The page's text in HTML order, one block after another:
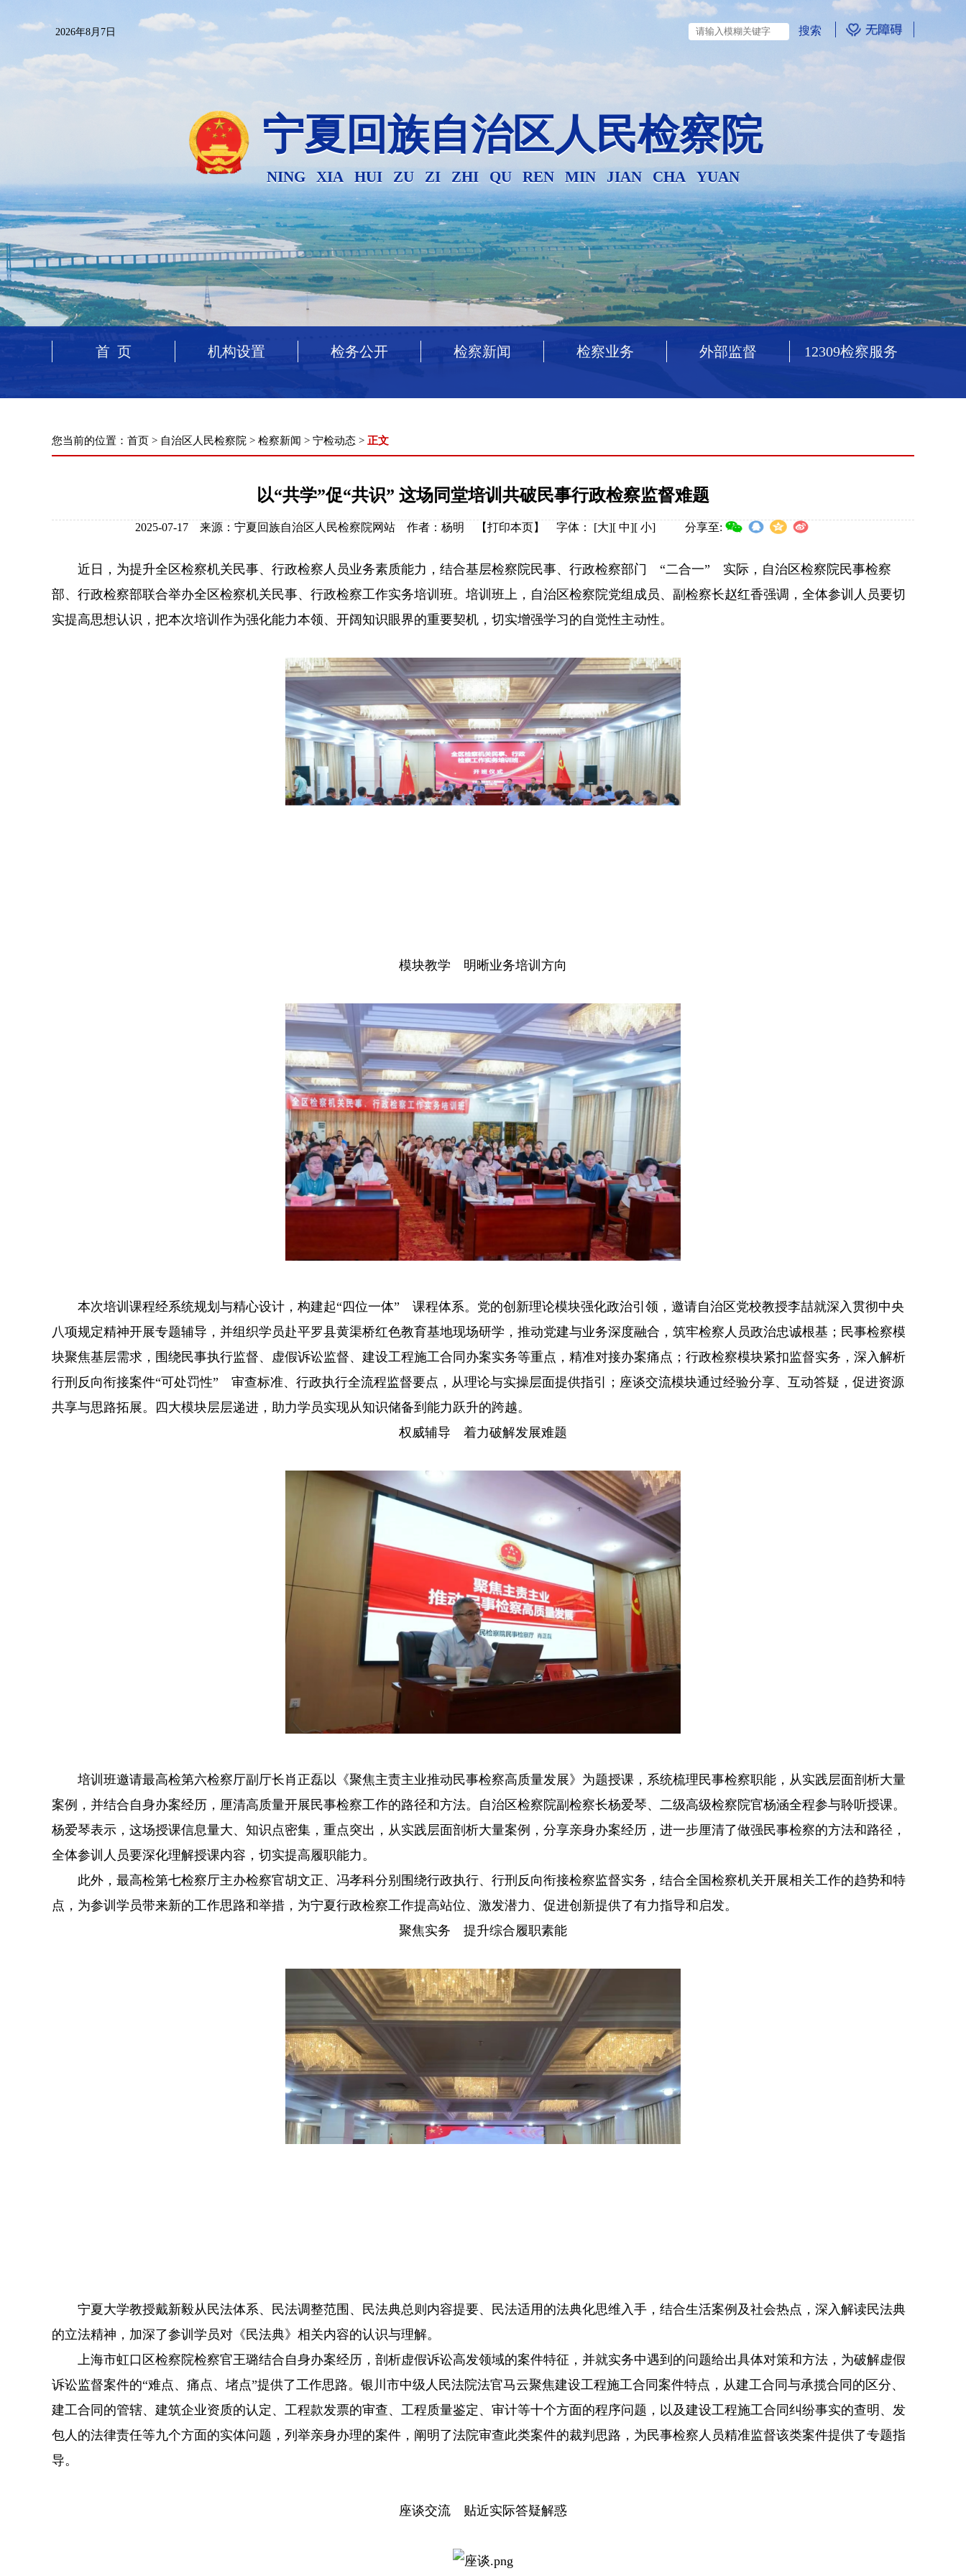
2026年8月7日
宁夏回族自治区人民检察院
NING XIA HUI ZU ZI ZHI QU REN MIN JIAN CHA YUAN
首 页 机构设置 检务公开 检察新闻 检察业务 外部监督 12309检察服务
您当前的位置： 首页 > 自治区人民检察院 > 检察新闻 > 宁检动态 > 正文
以“共学”促“共识” 这场同堂培训共破民事行政检察监督难题
2025-07-17 来源：宁夏回族自治区人民检察院网站 作者：杨明 【打印本页】 字体： [大][ 中][ 小] 分享至:
近日，为提升全区检察机关民事、行政检察人员业务素质能力，结合基层检察院民事、行政检察部门 “二合一” 实际，自治区检察院民事检察
部、行政检察部联合举办全区检察机关民事、行政检察工作实务培训班。培训班上，自治区检察院党组成员、副检察长赵红香强调，全体参训人员要切
实提高思想认识，把本次培训作为强化能力本领、开阔知识眼界的重要契机，切实增强学习的自觉性主动性。
模块教学 明晰业务培训方向
本次培训课程经系统规划与精心设计，构建起“四位一体” 课程体系。党的创新理论模块强化政治引领，邀请自治区党校教授李喆就深入贯彻中央
八项规定精神开展专题辅导，并组织学员赴平罗县黄渠桥红色教育基地现场研学，推动党建与业务深度融合，筑牢检察人员政治忠诚根基；民事检察模
块聚焦基层需求，围绕民事执行监督、虚假诉讼监督、建设工程施工合同办案实务等重点，精准对接办案痛点；行政检察模块紧扣监督实务，深入解析
行刑反向衔接案件“可处罚性” 审查标准、行政执行全流程监督要点，从理论与实操层面提供指引；座谈交流模块通过经验分享、互动答疑，促进资源
共享与思路拓展。四大模块层层递进，助力学员实现从知识储备到能力跃升的跨越。
权威辅导 着力破解发展难题
培训班邀请最高检第六检察厅副厅长肖正磊以《聚焦主责主业推动民事检察高质量发展》为题授课，系统梳理民事检察职能，从实践层面剖析大量
案例，并结合自身办案经历，厘清高质量开展民事检察工作的路径和方法。自治区检察院副检察长杨爱琴、二级高级检察院官杨涵全程参与聆听授课。
杨爱琴表示，这场授课信息量大、知识点密集，重点突出，从实践层面剖析大量案例，分享亲身办案经历，进一步厘清了做强民事检察的方法和路径，
全体参训人员要深化理解授课内容，切实提高履职能力。
此外，最高检第七检察厅主办检察官胡文正、冯孝科分别围绕行政执行、行刑反向衔接检察监督实务，结合全国检察机关开展相关工作的趋势和特
点，为参训学员带来新的工作思路和举措，为宁夏行政检察工作提高站位、激发潜力、促进创新提供了有力指导和启发。
聚焦实务 提升综合履职素能
宁夏大学教授戴新毅从民法体系、民法调整范围、民法典总则内容提要、民法适用的法典化思维入手，结合生活案例及社会热点，深入解读民法典
的立法精神，加深了参训学员对《民法典》相关内容的认识与理解。
上海市虹口区检察院检察官王璐结合自身办案经历，剖析虚假诉讼高发领域的案件特征，并就实务中遇到的问题给出具体对策和方法，为破解虚假
诉讼监督案件的“难点、痛点、堵点”提供了工作思路。银川市中级人民法院法官马云聚焦建设工程施工合同案件特点，从建工合同与承揽合同的区分、
建工合同的管辖、建筑企业资质的认定、工程款发票的审查、工程质量鉴定、审计等十个方面的程序问题，以及建设工程施工合同纠纷事实的查明、发
包人的法律责任等九个方面的实体问题，列举亲身办理的案件，阐明了法院审查此类案件的裁判思路，为民事检察人员精准监督该类案件提供了专题指
导。
座谈交流 贴近实际答疑解惑